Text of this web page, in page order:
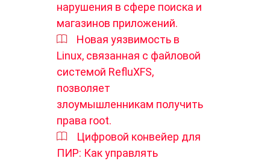
нарушения в сфере поиска и
магазинов приложений.
Новая уязвимость в
Linux, связанная с файловой
системой RefluXFS,
позволяет
злоумышленникам получить
права root.
Цифровой конвейер для
ПИР: Как управлять